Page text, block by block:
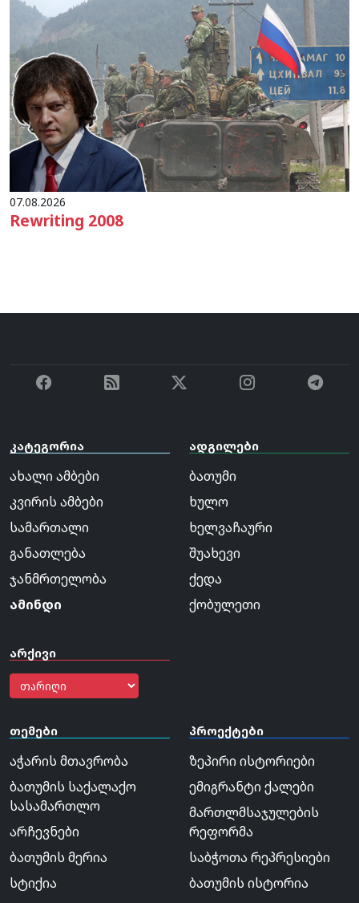
07.08.2026
Rewriting 2008
კატეგორია
ახალი ამბები
კვირის ამბები
სამართალი
განათლება
ჯანმრთელობა
ამინდი
არქივი
ადგილები
ბათუმი
ხულო
ხელვაჩაური
შუახევი
ქედა
ქობულეთი
თემები
აჭარის მთავრობა
ბათუმის საქალაქო
სასამართლო
არჩევნები
ბათუმის მერია
სტიქია
პროექტები
ზეპირი ისტორიები
ემიგრანტი ქალები
მართლმსაჯულების
რეფორმა
საბჭოთა რეპრესიები
ბათუმის ისტორია